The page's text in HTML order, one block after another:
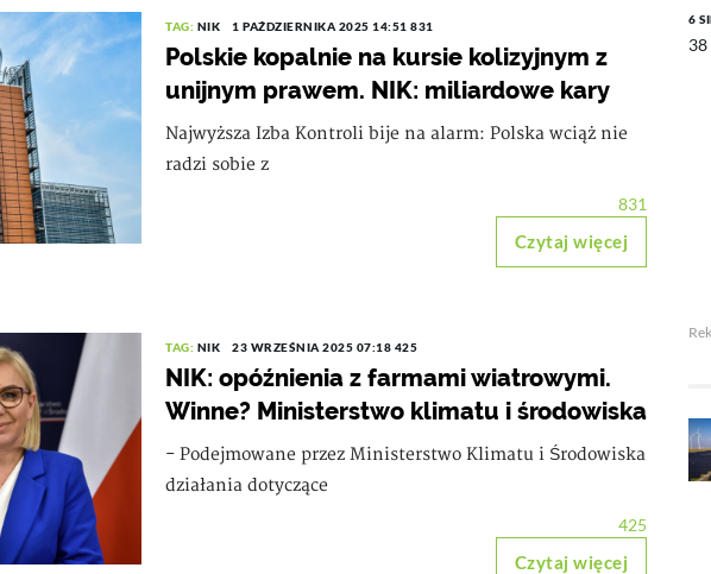
TAG: NIK 1 PAŹDZIERNIKA 2025 14:51 831
Polskie kopalnie na kursie kolizyjnym z
unijnym prawem. NIK: miliardowe kary
Najwyższa Izba Kontroli bije na alarm: Polska wciąż nie
radzi sobie z
831
Czytaj więcej
TAG: NIK 23 WRZEŚNIA 2025 07:18 425
NIK: opóźnienia z farmami wiatrowymi.
Winne? Ministerstwo klimatu i środowiska
- Podejmowane przez Ministerstwo Klimatu i Środowiska
działania dotyczące
425
Czytaj więcej
6
38